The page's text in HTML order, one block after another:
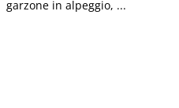
garzone in alpeggio, ...